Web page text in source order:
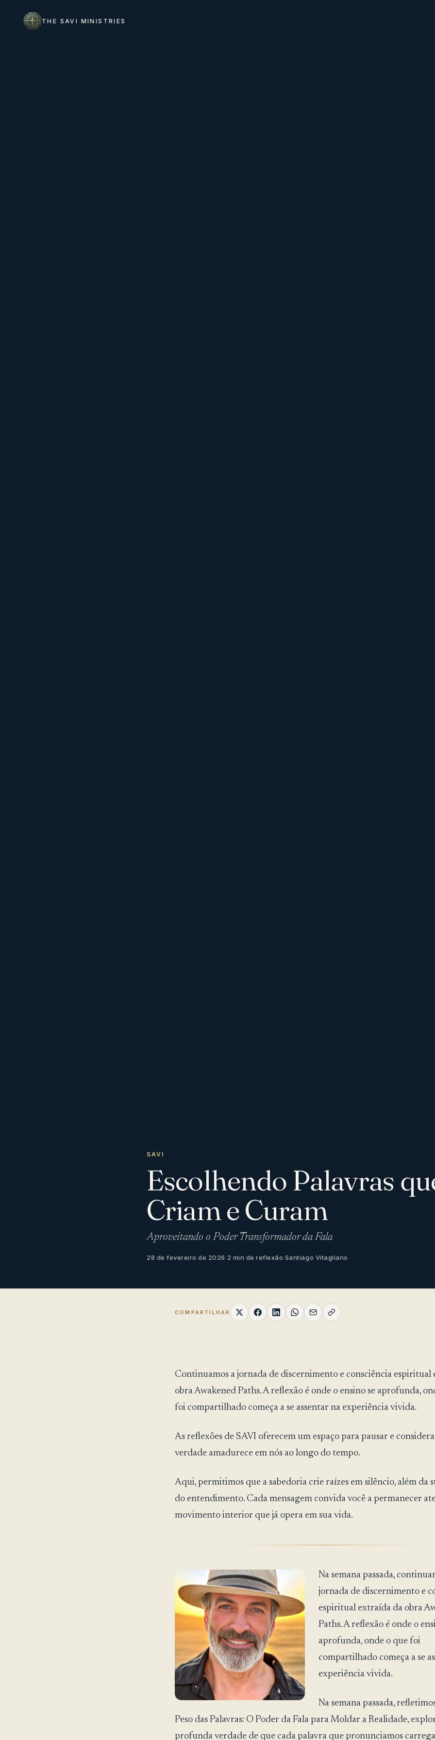
THE SAVI MINISTRIES
SAVI
Escolhendo Palavras
Criam e Curam
Aproveitando o Poder Transformador da Fala
28 de fevereiro de 2026·2 min de reflexão·Santiago Vitagliano
COMPARTILHAR
Continuamos a jornada de discernimento e consciência espiritual
obra Awakened Paths. A reflexão é onde o ensino se aprofunda,
foi compartilhado começa a se assentar na experiência vivida.
As reflexões de SAVI oferecem um espaço para pausar e
verdade amadurece em nós ao longo do tempo.
Aqui, permitimos que a sabedoria crie raízes em silêncio, além da
do entendimento. Cada mensagem convida você a permanecer
movimento interior que já opera em sua vida.
Na semana passada,
jornada de discernimento e
espiritual extraída da obra
Paths. A reflexão é onde o
aprofunda, onde o que foi
compartilhado começa a se
experiência vivida.
Na semana passada,
Peso das Palavras: O Poder da Fala para Moldar a Realidade,
profunda verdade de que cada palavra que pronunciamos